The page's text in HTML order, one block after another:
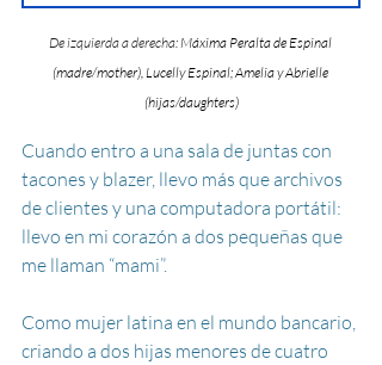
De izquierda a derecha: Máxima Peralta de Espinal
(madre/mother), Lucelly Espinal; Amelia y Abrielle
(hijas/daughters)
Cuando entro a una sala de juntas con
tacones y blazer, llevo más que archivos
de clientes y una computadora portátil:
llevo en mi corazón a dos pequeñas que
me llaman “mami”.
Como mujer latina en el mundo bancario,
criando a dos hijas menores de cuatro